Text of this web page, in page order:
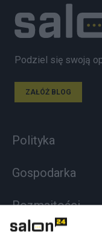
Podziel się swoją
ZAŁÓŻ BLOG
Polityka
Gospodarka
Rozmaitości